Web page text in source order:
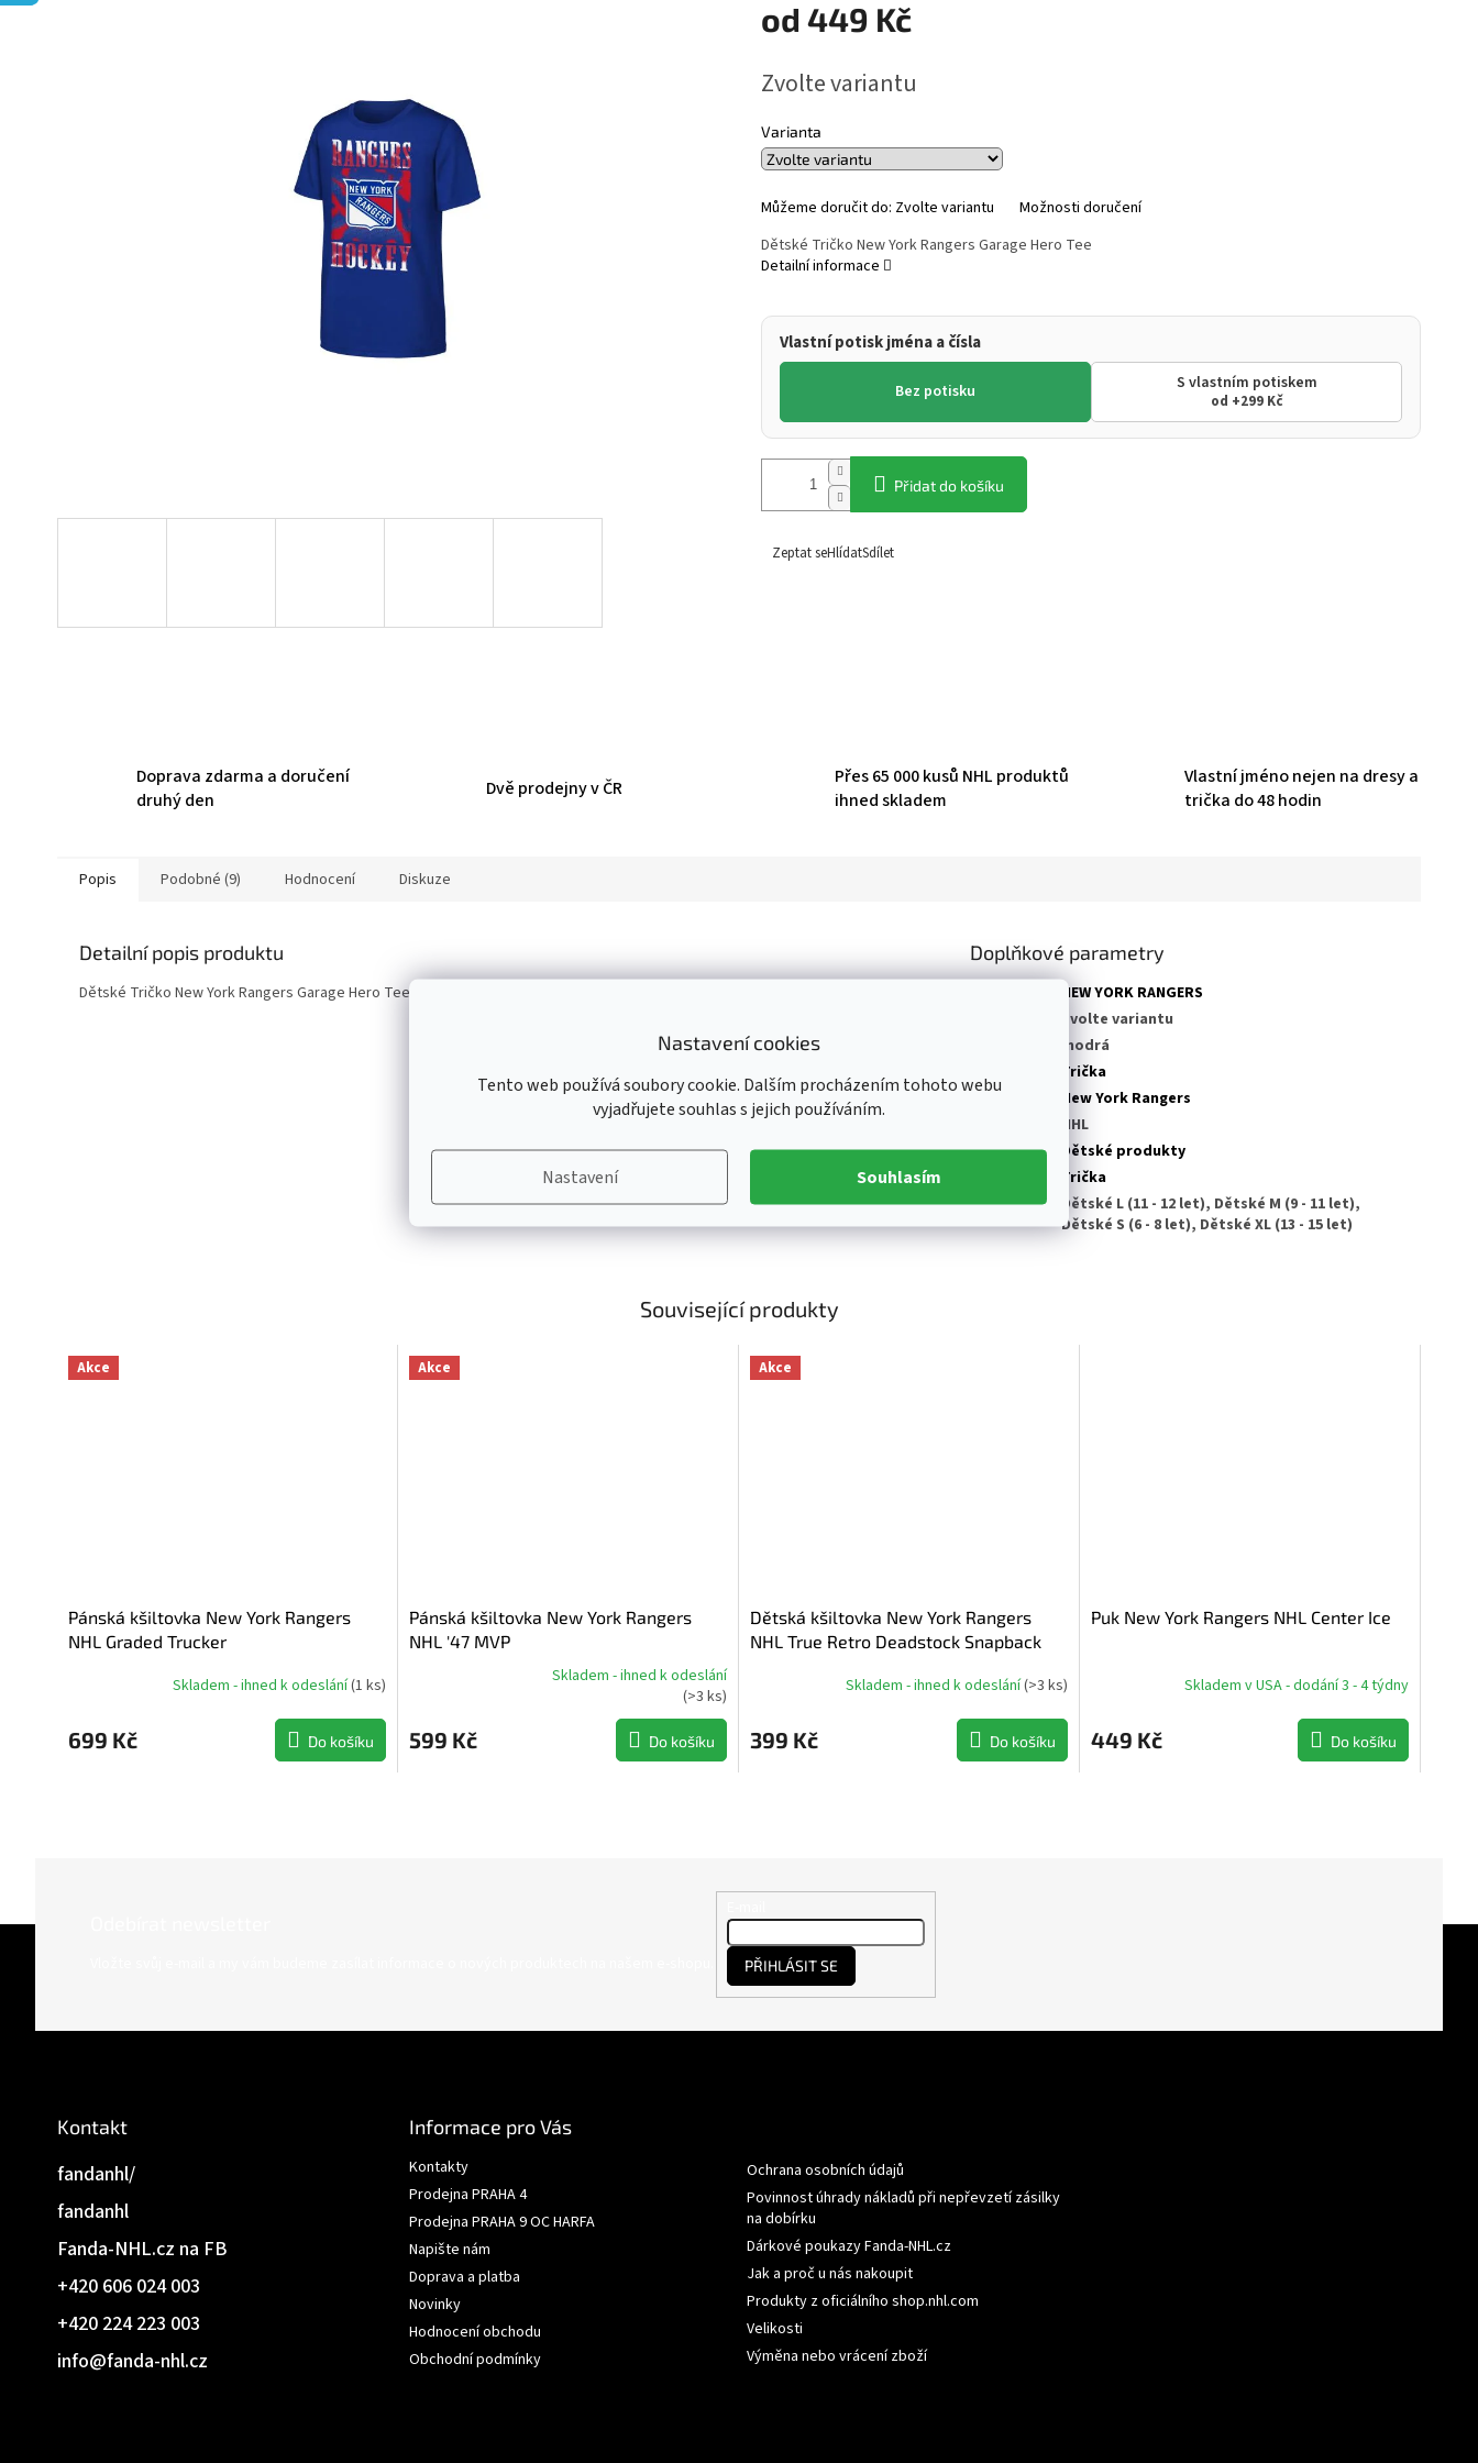
Nastavení cookies
Tento web používá soubory cookie. Dalším procházením tohoto webu
vyjadřujete souhlas s jejich používáním.
Nastavení Souhlasím
od 449 Kč
cena:
Zvolte variantu
Varianta
Můžeme doručit do: Zvolte variantu Možnosti doručení
Vlastní potisk jména a čísla
Bez potisku S vlastním potiskem
od +299 Kč
Přidat do košíku
Dětské Tričko New York Rangers Garage Hero Tee
Detailní informace
Zeptat seHlídatSdílet
Doprava zdarma a doručení
druhý den
Dvě prodejny v ČR
Přes 65 000 kusů NHL produktů
ihned skladem
Vlastní jméno nejen na dresy a
trička do 48 hodin
Související produkty
Akce
Pánská kšiltovka New York Rangers
NHL Graded Trucker
Skladem - ihned k odeslání(1 ks)
699 Kč Do košíku
Akce
Pánská kšiltovka New York Rangers
NHL '47 MVP
produktu
je
Skladem - ihned k odeslání
(>3 ks)
599 Kč Do košíku
Akce
Dětská kšiltovka New York Rangers
NHL True Retro Deadstock Snapback
Skladem - ihned k odeslání(>3 ks)
399 Kč Do košíku
Puk New York Rangers NHL Center Ice
Skladem v USA - dodání 3 - 4 týdny
449 Kč Do košíku
Popis Podobné (9) Hodnocení Diskuze
Detailní popis produktu
Dětské Tričko New York Rangers Garage Hero Tee
Doplňkové parametry
NEW YORK RANGERS
Zvolte variantu
modrá
Trička
New York Rangers
NHL
Oddělení:
Dětské produkty
Trička
Dětské L (11 - 12 let), Dětské M (9 - 11 let),
Dětské S (6 - 8 let), Dětské XL (13 - 15 let)
Kontakt
info@fanda-nhl.cz
+420 224 223 003
+420 606 024 003
Fanda-NHL.cz na FB
fandanhl
fandanhl/
Informace pro Vás
Kontakty
Prodejna PRAHA 4
Prodejna PRAHA 9 OC HARFA
Napište nám
Doprava a platba
Novinky
Hodnocení obchodu
Obchodní podmínky
Ochrana osobních údajů
Povinnost úhrady nákladů při nepřevzetí zásilky
na dobírku
Dárkové poukazy Fanda-NHL.cz
Jak a proč u nás nakoupit
Produkty z oficiálního shop.nhl.com
Velikosti
Výměna nebo vrácení zboží
PŘIHLÁSIT SE